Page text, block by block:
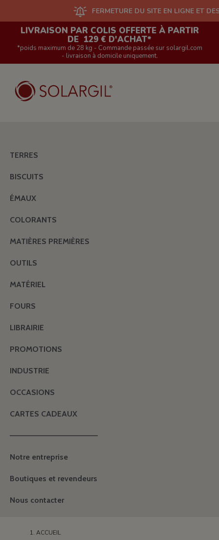
FERMETURE DU SITE EN LIGNE ET DES
LIVRAISON PAR COLIS OFFERTE À PARTIR
DE 129 € D'ACHAT*
*poids maximum de 28 kg - Commande passée sur solargil.com
- livraison à domicile uniquement.
TERRES
BISCUITS
ÉMAUX
COLORANTS
MATIÈRES PREMIÈRES
OUTILS
MATÉRIEL
FOURS
LIBRAIRIE
PROMOTIONS
INDUSTRIE
OCCASIONS
CARTES CADEAUX
———————————————
Notre entreprise
Boutiques et revendeurs
Nous contacter
ACCUEIL